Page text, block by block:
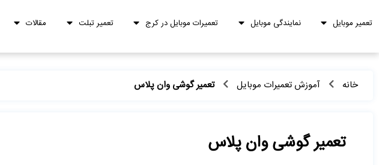
تعمیر موبایل نمایندگی موبایل تعمیرات موبایل در کرج تعمیر تبلت مقالات
خانه آموزش تعمیرات موبایل تعمیر گوشی وان پلاس
تعمیر گوشی وان پلاس